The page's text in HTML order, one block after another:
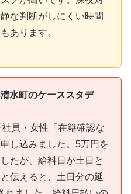
な判断がしにくい時間
あります。
水町のケーススタデ
員・女性「在籍確認な
し込みました。5万円を
たが、給料日が土日と
伝えると、土日分の延